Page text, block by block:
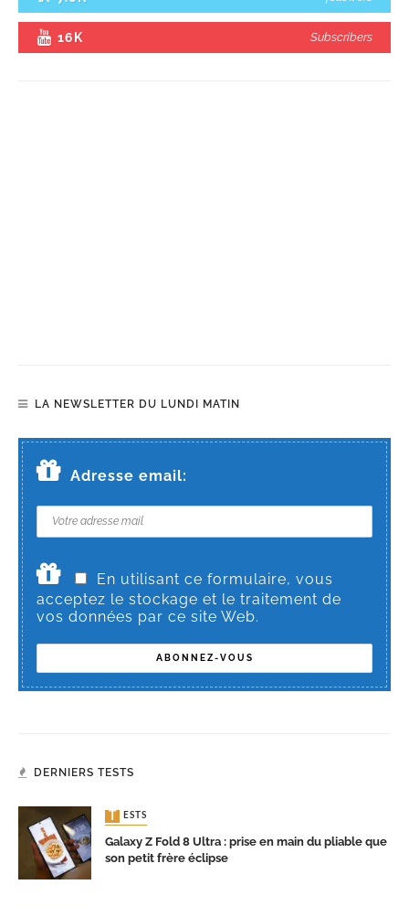
16K Subscribers
LA NEWSLETTER DU LUNDI MATIN
Adresse email:
En utilisant ce formulaire, vous
acceptez le stockage et le traitement de
vos données par ce site Web.
DERNIERS TESTS
TESTS
Galaxy Z Fold 8 Ultra : prise en main du pliable que
son petit frère éclipse